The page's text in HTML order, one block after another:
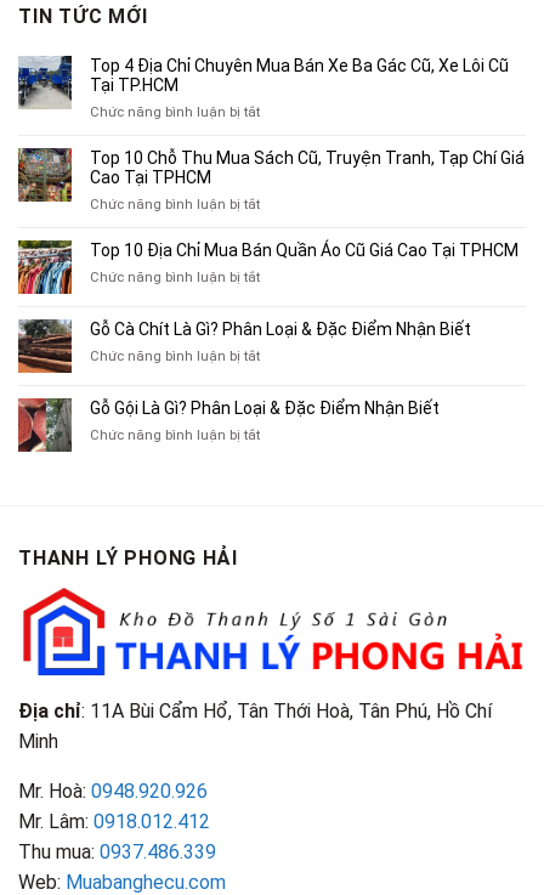
TIN TỨC MỚI
Top 4 Địa Chỉ Chuyên Mua Bán Xe Ba Gác Cũ, Xe Lôi Cũ
Tại TP.HCM
Chức năng bình luận bị tắtở
4
Bán
Xe
Cũ,
Xe
Cũ
TP.HCM
Top 10 Chỗ Thu Mua Sách Cũ, Truyện Tranh, Tạp Chí Giá
Cao Tại TPHCM
Chức năng bình luận bị tắtở
10
Thu
Sách
Tạp
Chí
Top 10 Địa Chỉ Mua Bán Quần Áo Cũ Giá Cao Tại TPHCM
Chức năng bình luận bị tắtở
Địa
Chỉ
Bán
Áo
Gỗ Cà Chít Là Gì? Phân Loại & Đặc Điểm Nhận Biết
Chức năng bình luận bị tắtở
Chít
Là
Gỗ Gội Là Gì? Phân Loại & Đặc Điểm Nhận Biết
Chức năng bình luận bị tắtở
Điểm
Nhận
Biết
THANH LÝ PHONG HẢI
Địa chỉ: 11A Bùi Cẩm Hổ, Tân Thới Hoà, Tân Phú, Hồ Chí
Minh
Mr. Hoà: 0948.920.926
Mr. Lâm: 0918.012.412
Thu mua: 0937.486.339
Web: Muabanghecu.com